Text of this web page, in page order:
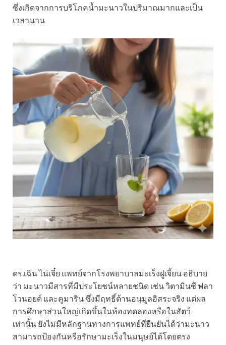
ซึ่งเกิดจากการบริโภคน้ำมะนาวในปริมาณมากและเป็น
เวลานาน
ดร.เฉิน ไน่เจี๋ย แพทย์จากโรงพยาบาลมะเร็งฝูเจี้ยน อธิบาย
ว่า มะนาวมีสารที่มีประโยชน์หลายชนิด เช่น วิตามินซี ฟลา
โวนอยด์ และคูมาริน ซึ่งมีฤทธิ์ต้านอนุมูลอิสระจริง แต่ผล
การศึกษาส่วนใหญ่เกิดขึ้นในห้องทดลองหรือในสัตว์
เท่านั้น ยังไม่มีหลักฐานทางการแพทย์ที่ยืนยันได้ว่ามะนาว
สามารถป้องกันหรือรักษามะเร็งในมนุษย์ได้โดยตรง